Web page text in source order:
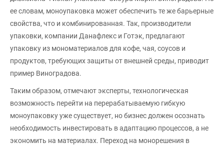
ее словам, моноупаковка может обеспечить те же барьерные
свойства, что и комбинированная. Так, производители
упаковки, компании Данафлекс и Готэк, предлагают
упаковку из мономатериалов для кофе, чая, соусов и
продуктов, требующих защиты от внешней среды, приводит
пример Виноградова.
Таким образом, отмечают эксперты, технологическая
возможность перейти на перерабатываемую гибкую
моноупаковку уже существует, но бизнес должен осознать
необходимость инвестировать в адаптацию процессов, а не
экономить на материалах. Переход на монорешения в